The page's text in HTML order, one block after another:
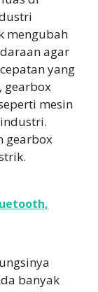
mengubah
agar
yang
gearbox
mesin
gearbox
banyak